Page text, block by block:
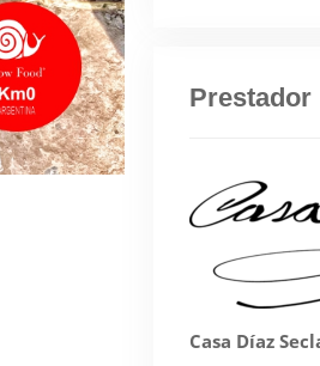
Prestador
Casa Díaz